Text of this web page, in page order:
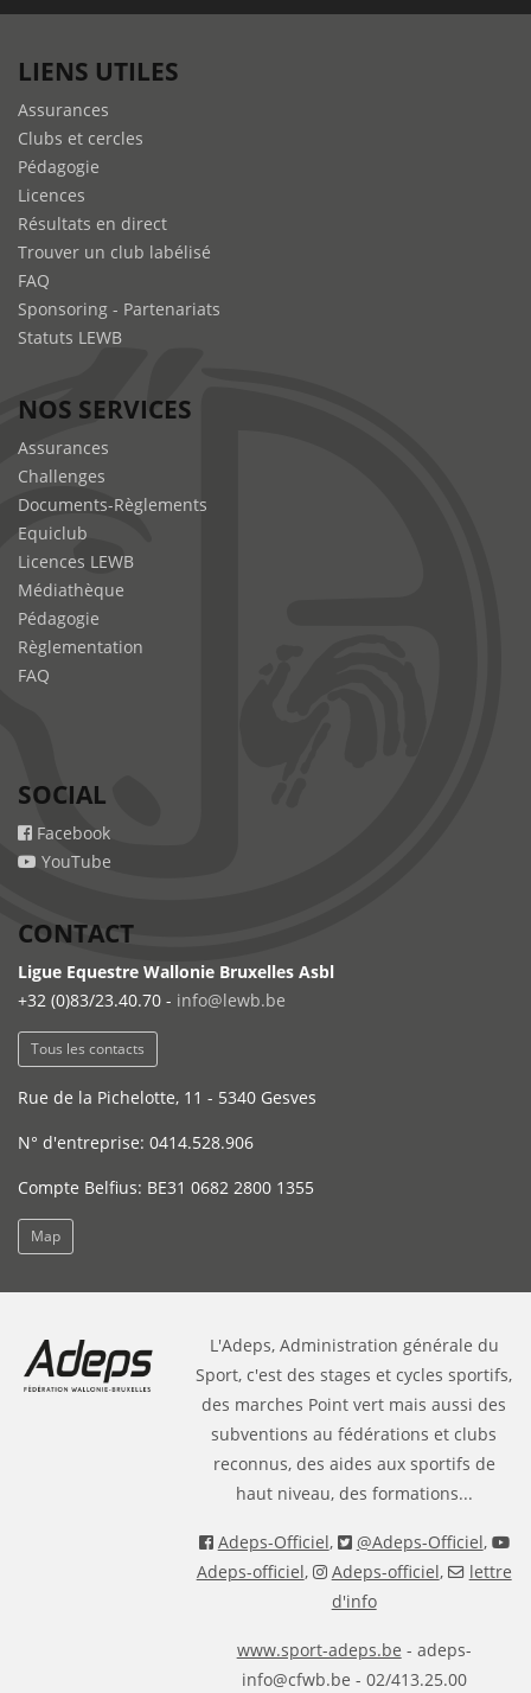
LIENS UTILES
Assurances
Clubs et cercles
Pédagogie
Licences
Résultats en direct
Trouver un club labélisé
FAQ
Sponsoring - Partenariats
Statuts LEWB
NOS SERVICES
Assurances
Challenges
Documents-Règlements
Equiclub
Licences LEWB
Médiathèque
Pédagogie
Règlementation
FAQ
SOCIAL
Facebook
YouTube
CONTACT
Ligue Equestre Wallonie Bruxelles Asbl
+32 (0)83/23.40.70 - info@lewb.be
Tous les contacts
Rue de la Pichelotte, 11 - 5340 Gesves
N° d'entreprise: 0414.528.906
Compte Belfius: BE31 0682 2800 1355
Map
L'Adeps, Administration générale du
Sport, c'est des stages et cycles sportifs,
des marches Point vert mais aussi des
subventions au fédérations et clubs
reconnus, des aides aux sportifs de
haut niveau, des formations...
Adeps-Officiel, @Adeps-Officiel,
Adeps-officiel, Adeps-officiel,
lettre
d'info
www.sport-adeps.be - adeps-
info@cfwb.be - 02/413.25.00